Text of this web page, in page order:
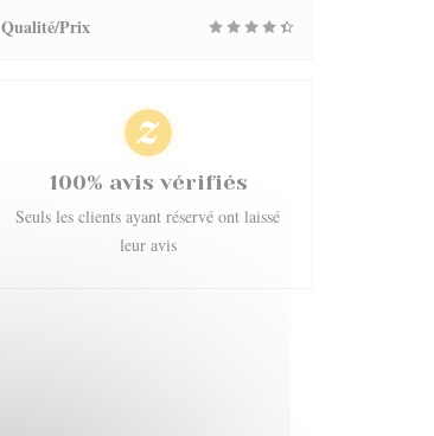
Qualité/Prix
100% avis vérifiés
Seuls les clients ayant réservé ont laissé
leur avis